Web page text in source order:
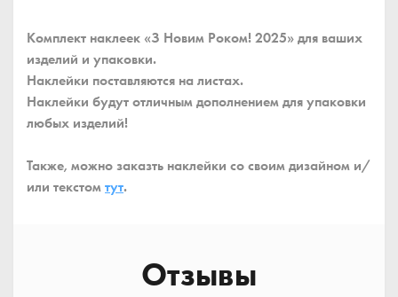
Комплект наклеек «З Новим Роком! 2025» для ваших
изделий и упаковки.
Наклейки поставляются на листах.
Наклейки будут отличным дополнением для упаковки
любых изделий!
Также, можно заказть наклейки со своим дизайном и/
или текстомтут.
Отзывы